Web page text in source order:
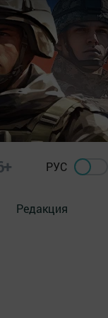
РУС
Редакция